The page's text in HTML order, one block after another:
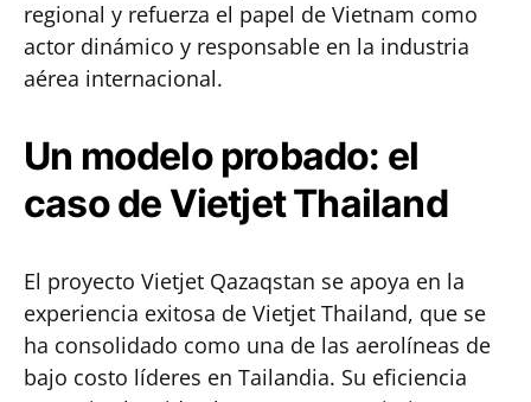
regional y refuerza el papel de Vietnam como
actor dinámico y responsable en la industria
aérea internacional.
Un modelo probado: el
caso de Vietjet Thailand
El proyecto Vietjet Qazaqstan se apoya en la
experiencia exitosa de Vietjet Thailand, que se
ha consolidado como una de las aerolíneas de
bajo costo líderes en Tailandia. Su eficiencia